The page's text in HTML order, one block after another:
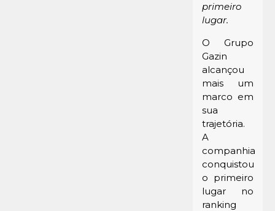
primeiro
lugar.
O Grupo
Gazin
alcançou
mais um
marco em
sua
trajetória.
A
companhia
conquistou
o primeiro
lugar no
ranking